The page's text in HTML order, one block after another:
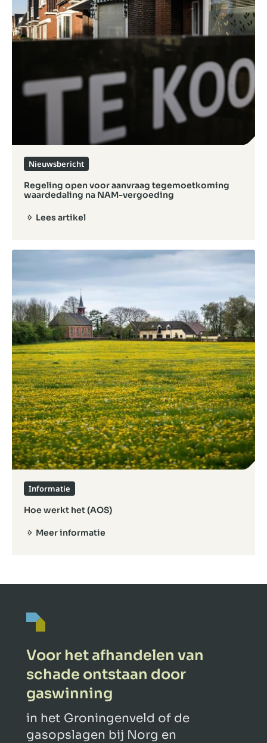
Regeling open voor aanvraag tegemoetkoming
waardedaling na NAM-vergoeding
Nieuwsbericht
Lees artikel
Hoe werkt het (AOS)
Informatie
Meer informatie
Voor het afhandelen van
schade ontstaan door
gaswinning
in het Groningenveld of de
gasopslagen bij Norg en